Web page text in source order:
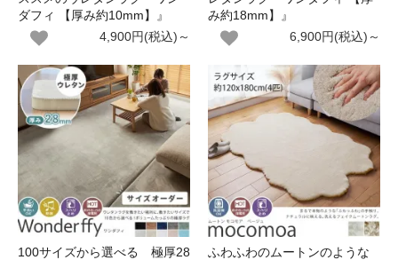
ダフィ 【厚み約10mm】』
4,900円(税込)～
み約18mm】』
6,900円(税込)～
100サイズから選べる 極厚28
ふわふわのムートンのような